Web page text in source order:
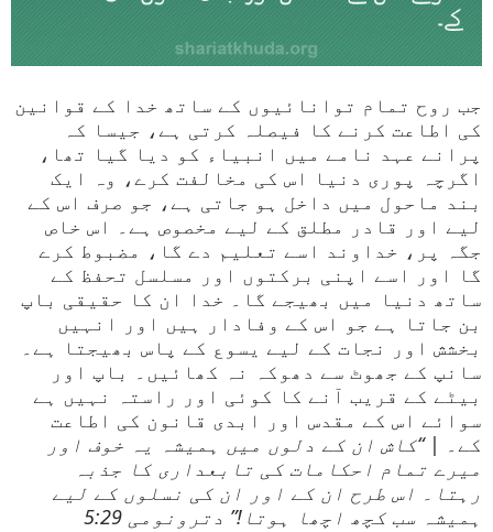
جب روح تمام توانائیوں کے ساتھ خدا کے قوانین
کی اطاعت کرنے کا فیصلہ کرتی ہے، جیسا کہ
پرانے عہد نامے میں انبیاء کو دیا گیا تھا،
اگرچہ پوری دنیا اس کی مخالفت کرے، وہ ایک
بند ماحول میں داخل ہو جاتی ہے، جو صرف اس کے
لیے اور قادر مطلق کے لیے مخصوص ہے۔ اس خاص
جگہ پر، خداوند اسے تعلیم دے گا، مضبوط کرے
گا اور اسے اپنی برکتوں اور مسلسل تحفظ کے
ساتھ دنیا میں بھیجے گا۔ خدا ان کا حقیقی باپ
بن جاتا ہے جو اس کے وفادار ہیں اور انہیں
بخشش اور نجات کے لیے یسوع کے پاس بھیجتا ہے۔
سانپ کے جھوٹ سے دھوکہ نہ کھائیں۔ باپ اور
بیٹے کے قریب آنے کا کوئی اور راستہ نہیں ہے
سوائے اس کے مقدس اور ابدی قانون کی اطاعت
کے۔ |“کاش ان کے دلوں میں ہمیشہ یہ خوف اور
میرے تمام احکامات کی تابعداری کا جذبہ
رہتا۔ اس طرح ان کے اور ان کی نسلوں کے لیے
ہمیشہ سب کچھ اچھا ہوتا!” دترونومی 5:29